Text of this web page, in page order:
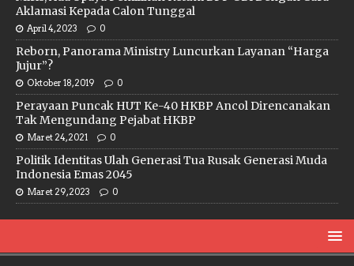
Aklamasi Kepada Calon Tunggal
April 4, 2023 0
Reborn, Panorama Ministry Luncurkan Layanan “Harga
Jujur”?
Oktober 18, 2019 0
Perayaan Puncak HUT Ke-40 HKBP Ancol Direncanakan
Tak Mengundang Pejabat HKBP
Maret 24, 2021 0
Politik Identitas Ulah Generasi Tua Rusak Generasi Muda
Indonesia Emas 2045
Maret 29, 2023 0